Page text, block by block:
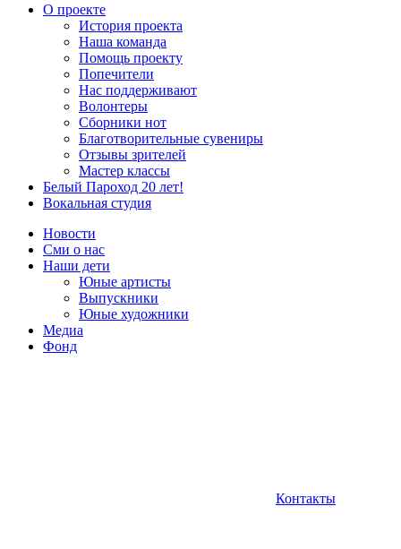
О проекте
История проекта
Наша команда
Помощь проекту
Попечители
Нас поддерживают
Волонтеры
Сборники нот
Благотворительные сувениры
Отзывы зрителей
Мастер классы
Белый Пароход 20 лет!
Вокальная студия
Новости
Сми о нас
Наши дети
Юные артисты
Выпускники
Юные художники
Медиа
Фонд
Контакты